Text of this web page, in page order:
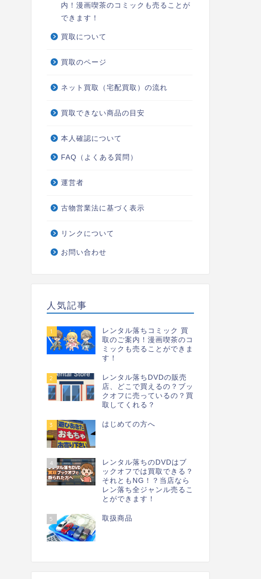
内！漫画喫茶のコミックも売ることが
できます！
買取について
買取のページ
ネット買取（宅配買取）の流れ
買取できない商品の目安
本人確認について
FAQ（よくある質問）
運営者
古物営業法に基づく表示
リンクについて
お問い合わせ
人気記事
1
レンタル落ちコミック 買
取のご案内！漫画喫茶のコ
ミックも売ることができま
す！
2
レンタル落ちDVDの販売
店、どこで買えるの？ブッ
クオフに売っているの？買
取してくれる？
3 はじめての方へ
4
レンタル落ちのDVDはブ
ックオフでは買取できる？
それともNG！？当店なら
レン落ち全ジャンル売るこ
とができます！
5 取扱商品